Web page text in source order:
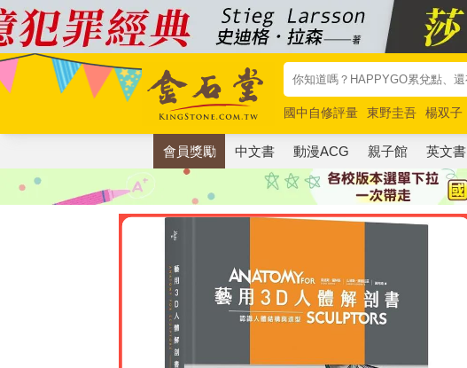
國中自修評量 東野圭吾 楊双子
唯紅花綻放
奧德賽 路邊攤新作
會員獎勵 中文書 動漫ACG 親子館 英文書